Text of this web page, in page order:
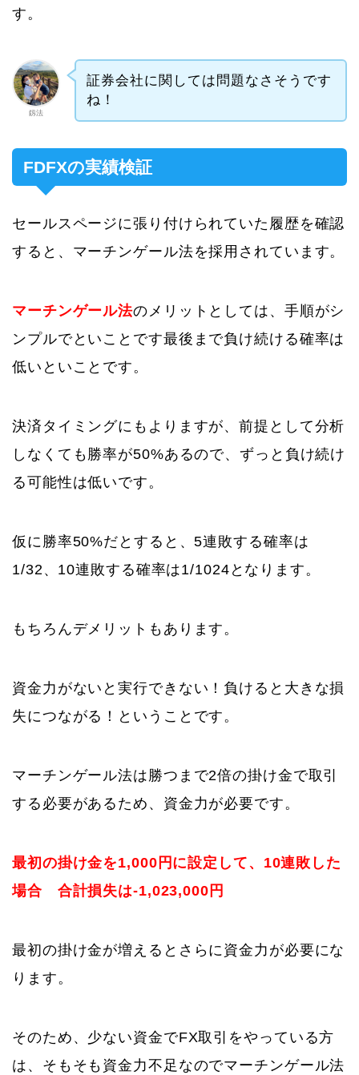
す。
釼法
証券会社に関しては問題なさそうです
ね！
FDFXの実績検証
セールスページに張り付けられていた履歴を確認
すると、マーチンゲール法を採用されています。
マーチンゲール法のメリットとしては、手順がシ
ンプルでといことです最後まで負け続ける確率は
低いといことです。
決済タイミングにもよりますが、前提として分析
しなくても勝率が50%あるので、ずっと負け続け
る可能性は低いです。
仮に勝率50%だとすると、5連敗する確率は
1/32、10連敗する確率は1/1024となります。
もちろんデメリットもあります。
資金力がないと実行できない！負けると大きな損
失につながる！ということです。
マーチンゲール法は勝つまで2倍の掛け金で取引
する必要があるため、資金力が必要です。
最初の掛け金を1,000円に設定して、10連敗した
場合 合計損失は-1,023,000円
最初の掛け金が増えるとさらに資金力が必要にな
ります。
そのため、少ない資金でFX取引をやっている方
は、そもそも資金力不足なのでマーチンゲール法